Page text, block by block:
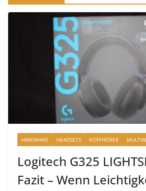
HARDWARE HEADSETS KOPFHÖRER
Logitech G325
Fazit – Wenn